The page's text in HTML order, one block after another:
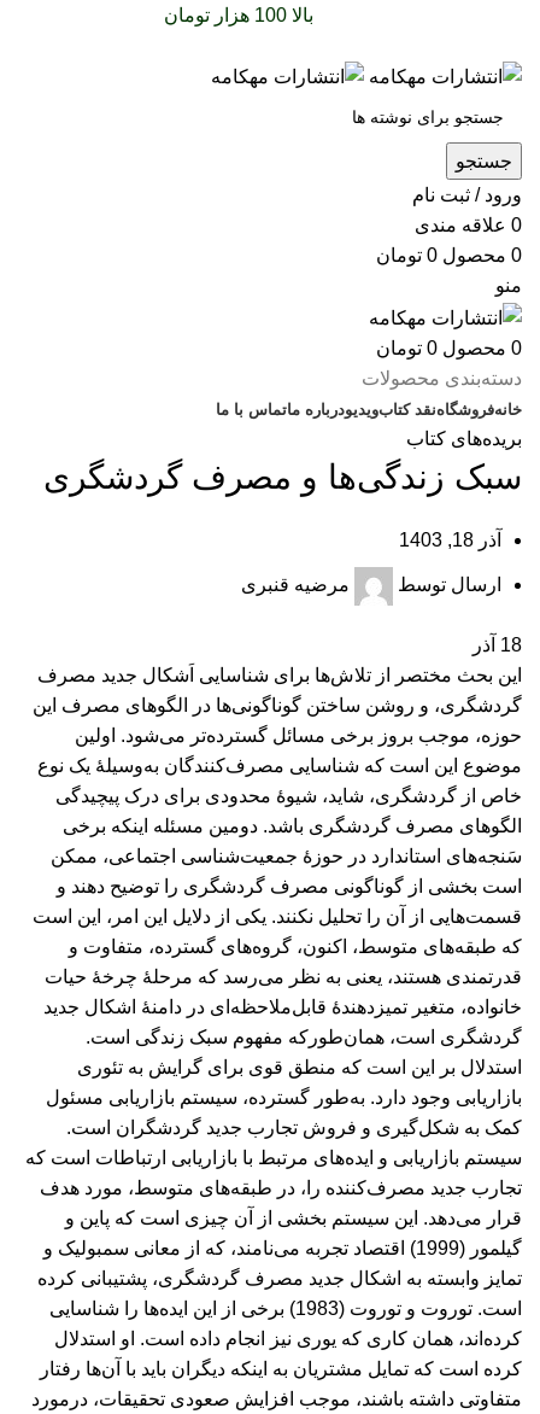
بالا 100 هزار تومان
جستجو
ورود / ثبت نام
0 علاقه مندی
0 محصول 0 تومان
منو
0 محصول 0 تومان
دسته‌بندی محصولات
خانهفروشگاهنقد کتابویدیودرباره‌ ماتماس با ما
بریده‌های کتاب
سبک زندگی‌ها و مصرف گردشگری
آذر 18, 1403
ارسال توسط مرضیه قنبری
18 آذر
این بحث مختصر از تلاش‌ها برای شناسایی اَشکال جدید مصرف
گردشگری، و روشن ساختن گوناگونی‌ها در الگوهای مصرف این
حوزه، موجب بروز برخی مسائل گسترده‌تر می‌شود. اولین
موضوع این است که شناسایی مصرف‌کنندگان به‌وسیلۀ یک نوع
خاص از گردشگری، شاید، شیوۀ محدودی برای درک پیچیدگی
الگوهای مصرف گردشگری ‌باشد. دومین مسئله اینکه برخی
سَنجه‌های استاندارد در حوزۀ جمعیت‌شناسی اجتماعی، ممکن
است بخشی از گوناگونی مصرف گردشگری را توضیح دهند و
قسمت‌هایی از آن را تحلیل نکنند. یکی از دلایل این امر، این است
که طبقه‌های متوسط، اکنون، گروه‌های گسترده، متفاوت و
قدرتمندی هستند، یعنی به نظر می‌رسد که مرحلۀ چرخۀ حیات
خانواده، متغیر تمیزدهندۀ قابل‌ملاحظه‌ای در دامنۀ اشکال جدید
گردشگری است، همان‌طورکه مفهوم سبک زندگی است.
استدلال بر این است که منطق قوی برای گرایش به تئوری
بازاریابی وجود دارد. به‌طور گسترده، سیستم بازاریابی مسئول
کمک به شکل‌گیری و فروش تجارب جدید گردشگران است.
سیستم بازاریابی و ایده‌های مرتبط با بازاریابی ارتباطات است که
تجارب جدید مصرف‌کننده را، در طبقه‌های متوسط، مورد هدف
قرار می‌دهد. این سیستم بخشی از آن چیزی است که پاین و
گیلمور (1999) اقتصاد تجربه می‌نامند، که از معانی سمبولیک و
تمایز وابسته به اشکال جدید مصرف گردشگری، پشتیبانی کرده
است. توروت و توروت (1983) برخی از این ایده‌ها را شناسایی
کرده‌اند، همان کاری که یوری نیز انجام داده است. او استدلال
کرده است که تمایل مشتریان به اینکه دیگران باید با آن‌ها رفتار
متفاوتی داشته باشند، موجب افزایش صعودی تحقیقات، درمورد